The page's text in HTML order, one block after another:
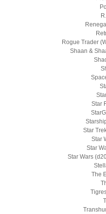
Rogue Trader
Shaan &
Star
Star
Star
Star
Star Wars
The